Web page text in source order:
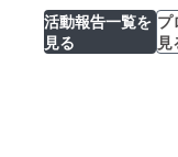
山
ん
活動報告一覧を
見る
プ
見